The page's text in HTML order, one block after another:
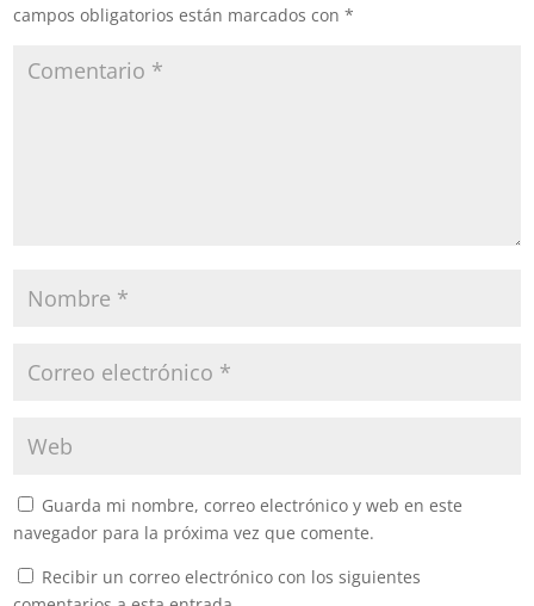
campos obligatorios están marcados con*
Guarda mi nombre, correo electrónico y web en este
navegador para la próxima vez que comente.
Recibir un correo electrónico con los siguientes